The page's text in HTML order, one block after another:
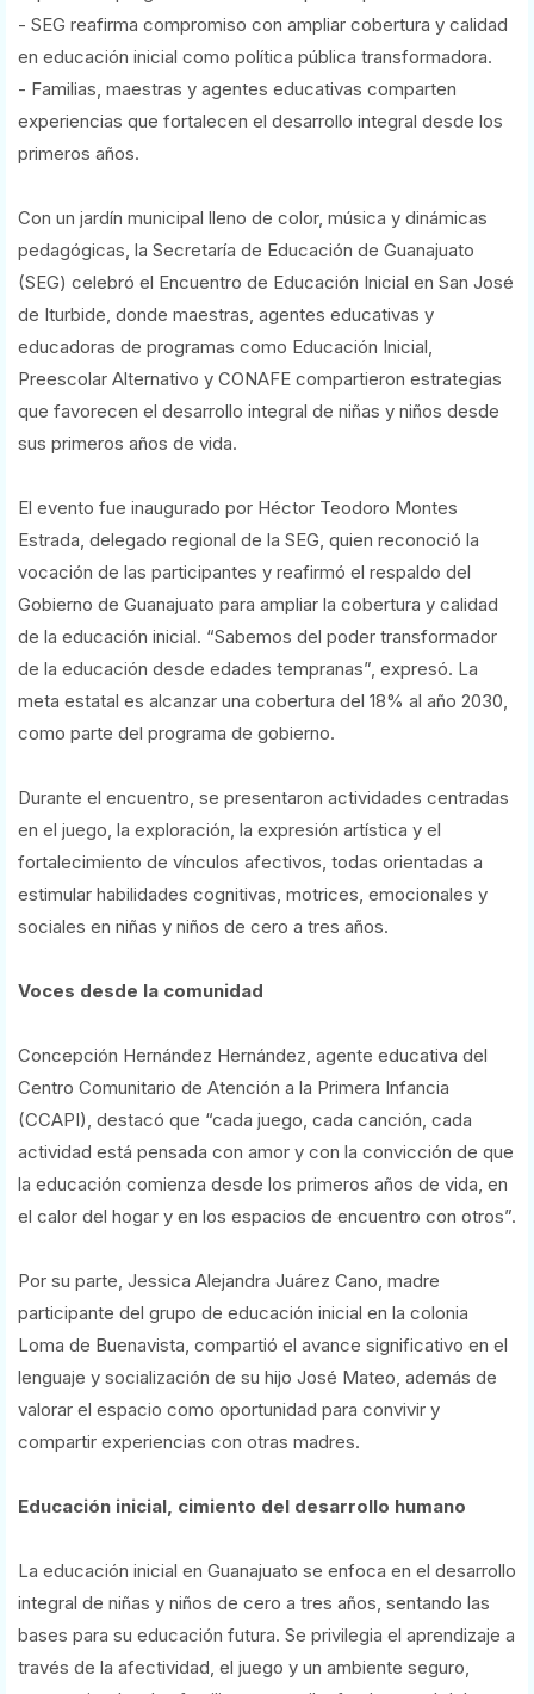
- SEG reafirma compromiso con ampliar cobertura y calidad
en educación inicial como política pública transformadora.
- Familias, maestras y agentes educativas comparten
experiencias que fortalecen el desarrollo integral desde los
primeros años.
Con un jardín municipal lleno de color, música y dinámicas
pedagógicas, la Secretaría de Educación de Guanajuato
(SEG) celebró el Encuentro de Educación Inicial en San José
de Iturbide, donde maestras, agentes educativas y
educadoras de programas como Educación Inicial,
Preescolar Alternativo y CONAFE compartieron estrategias
que favorecen el desarrollo integral de niñas y niños desde
sus primeros años de vida.
El evento fue inaugurado por Héctor Teodoro Montes
Estrada, delegado regional de la SEG, quien reconoció la
vocación de las participantes y reafirmó el respaldo del
Gobierno de Guanajuato para ampliar la cobertura y calidad
de la educación inicial. “Sabemos del poder transformador
de la educación desde edades tempranas”, expresó. La
meta estatal es alcanzar una cobertura del 18% al año 2030,
como parte del programa de gobierno.
Durante el encuentro, se presentaron actividades centradas
en el juego, la exploración, la expresión artística y el
fortalecimiento de vínculos afectivos, todas orientadas a
estimular habilidades cognitivas, motrices, emocionales y
sociales en niñas y niños de cero a tres años.
Voces desde la comunidad
Concepción Hernández Hernández, agente educativa del
Centro Comunitario de Atención a la Primera Infancia
(CCAPI), destacó que “cada juego, cada canción, cada
actividad está pensada con amor y con la convicción de que
la educación comienza desde los primeros años de vida, en
el calor del hogar y en los espacios de encuentro con otros”.
Por su parte, Jessica Alejandra Juárez Cano, madre
participante del grupo de educación inicial en la colonia
Loma de Buenavista, compartió el avance significativo en el
lenguaje y socialización de su hijo José Mateo, además de
valorar el espacio como oportunidad para convivir y
compartir experiencias con otras madres.
Educación inicial, cimiento del desarrollo humano
La educación inicial en Guanajuato se enfoca en el desarrollo
integral de niñas y niños de cero a tres años, sentando las
bases para su educación futura. Se privilegia el aprendizaje a
través de la afectividad, el juego y un ambiente seguro,